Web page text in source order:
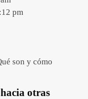
pm
son y cómo
otras